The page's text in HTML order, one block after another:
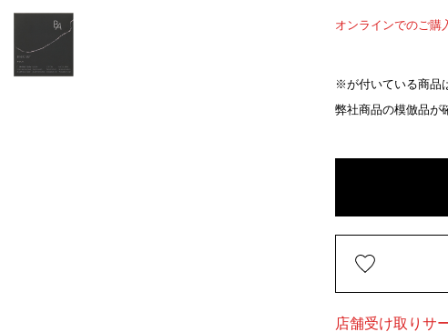
オンラインでのご購
※が付いている商品
弊社商品の模倣品が
店舗受け取りサ